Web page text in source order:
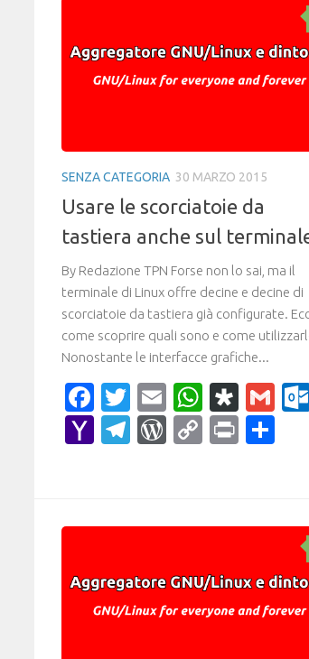
SENZA CATEGORIA 30 MARZO 2015
Usare le scorciatoie da
tastiera anche sul
By Redazione TPN Forse non lo sai, ma il
terminale di Linux offre decine e decine di
scorciatoie da tastiera già configurate.
come scoprire quali sono e come
Nonostante le interfacce grafiche...
Facebook
Twitter
Email
YahooTelegram
WordPress
CopyPrint